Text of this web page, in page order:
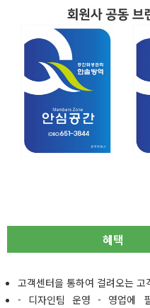
혜택
고객센터을 통하여 걸려오는
- 디자인팀 운영 - 영업에